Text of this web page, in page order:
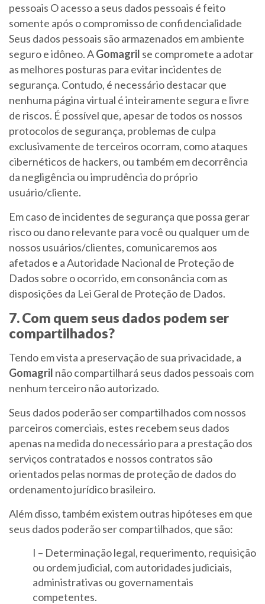
pessoais O acesso a seus dados pessoais é feito
somente após o compromisso de confidencialidade
Seus dados pessoais são armazenados em ambiente
seguro e idôneo. AGomagril se compromete a adotar
as melhores posturas para evitar incidentes de
segurança. Contudo, é necessário destacar que
nenhuma página virtual é inteiramente segura e livre
de riscos. É possível que, apesar de todos os nossos
protocolos de segurança, problemas de culpa
exclusivamente de terceiros ocorram, como ataques
cibernéticos de hackers, ou também em decorrência
da negligência ou imprudência do próprio
usuário/cliente.
Em caso de incidentes de segurança que possa gerar
risco ou dano relevante para você ou qualquer um de
nossos usuários/clientes, comunicaremos aos
afetados e a Autoridade Nacional de Proteção de
Dados sobre o ocorrido, em consonância com as
disposições da Lei Geral de Proteção de Dados.
7. Com quem seus dados podem ser
compartilhados?
Tendo em vista a preservação de sua privacidade, a
Gomagril não compartilhará seus dados pessoais com
nenhum terceiro não autorizado.
Seus dados poderão ser compartilhados com nossos
parceiros comerciais, estes recebem seus dados
apenas na medida do necessário para a prestação dos
serviços contratados e nossos contratos são
orientados pelas normas de proteção de dados do
ordenamento jurídico brasileiro.
Além disso, também existem outras hipóteses em que
seus dados poderão ser compartilhados, que são:
I – Determinação legal, requerimento, requisição
ou ordem judicial, com autoridades judiciais,
administrativas ou governamentais
competentes.